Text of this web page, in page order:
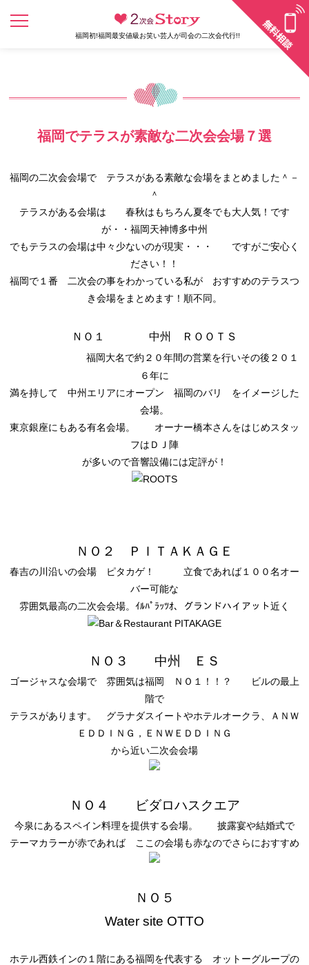
福岡初!福岡最安値級お笑い芸人が司会の二次会代行!!
福岡でテラスが素敵な二次会会場７選
福岡の二次会会場で テラスがある素敵な会場をまとめました＾－
＾
テラスがある会場は 春秋はもちろん夏冬でも大人気！です
が・・福岡天神博多中州
でもテラスの会場は中々少ないのが現実・・・ ですがご安心く
ださい！！
福岡で１番 二次会の事をわかっている私が おすすめのテラスつ
き会場をまとめます！順不同。
ＮＯ１ 中州 ＲＯＯＴＳ
福岡大名で約２０年間の営業を行いその後２０１
６年に
満を持して 中州エリアにオープン 福岡のバリ をイメージした
会場。
東京銀座にもある有名会場。 オーナー橋本さんをはじめスタッ
フはＤＪ陣
が多いので音響設備には定評が！
ＮＯ２ ＰＩＴＡＫＡＧＥ
春吉の川沿いの会場 ピタカゲ！ 立食であれば１００名オー
バー可能な
雰囲気最高の二次会会場。ｲﾙﾊﾟﾗｯﾂｵ、グランドハイアット近く
ＮＯ３ 中州 ＥＳ
ゴージャスな会場で 雰囲気は福岡 ＮＯ１！！？ ビルの最上
階で
テラスがあります。 グラナダスイートやホテルオークラ、ＡＮＷ
ＥＤＤＩＮＧ，ＥＮＷＥＤＤＩＮＧ
から近い二次会会場
ＮＯ４ ビダロハスクエア
今泉にあるスペイン料理を提供する会場。 披露宴や結婚式で
テーマカラーが赤であれば ここの会場も赤なのでさらにおすすめ
ＮＯ５
Water site OTTO
ホテル西鉄インの１階にある福岡を代表する オットーグループの